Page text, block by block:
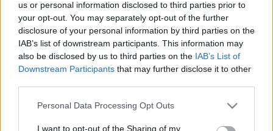
us or personal information disclosed to third parties prior to
your opt-out. You may separately opt-out of the further
disclosure of your personal information by third parties on the
IAB’s list of downstream participants. This information may
also be disclosed by us to third parties on the IAB’s List of
Downstream Participants that may further disclose it to other
Please note that this website/app uses one or more Google
not limited to your visit or usage behaviour. You may click to
Personal Data Processing Opt Outs
I want to opt-out of the Sharing of my
különdíjat kapott. Hajdu Szabolcs a Fehér tenyérrel
új hangot üt meg, melynek sok más mellett a
különlegessége az, hogy a főszereplő - a rendező
testvére -Hajdu Zoltán, az életben is szereplője a
cirkusz Las Vegas-i látványos show-jának. A film a tíz
éves Dongó történetével indul, kit a szülei és
véreskezű edzője élsportoló tornásznak szánnak.
Megpróbáltatásokkal, szélsőséges fegyelmezésekkel
teli életét követhetjük, míg 19 évvel később
megérkezik egy kanadai edzőközpontba, hol tornász